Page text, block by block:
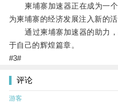
柬埔寨加速器正在成为一个
为柬埔寨的经济发展注入新的活
通过柬埔寨加速器的助力，
于自己的辉煌篇章。
#3#
评论
游客